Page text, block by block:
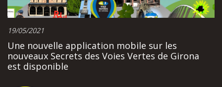
19/05/2021
Une nouvelle application mobile sur les
nouveaux Secrets des Voies Vertes de Girona
est disponible